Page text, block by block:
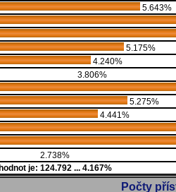
5.643%
5.175%
4.240%
3.806%
5.275%
4.441%
2.738%
je: 124.792 ... 4.167%
Počty